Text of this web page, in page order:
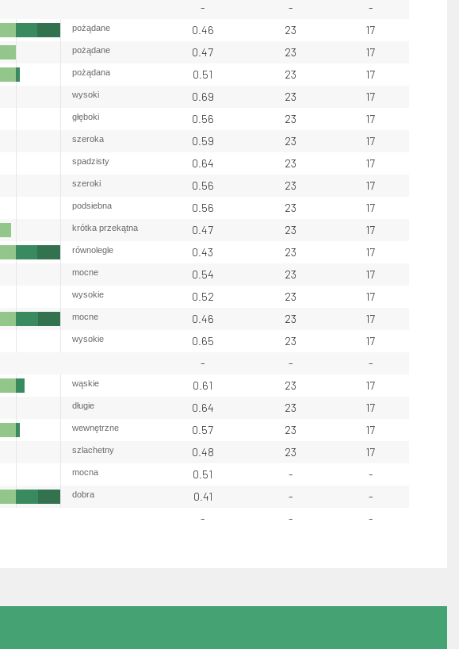
- - -
pożądane 0.46 23 17
pożądane 0.47 23 17
pożądana 0.51 23 17
wysoki 0.69 23 17
głęboki 0.56 23 17
szeroka 0.59 23 17
spadzisty 0.64 23 17
szeroki 0.56 23 17
podsiebna 0.56 23 17
krótka przekątna 0.47 23 17
równolegle 0.43 23 17
mocne 0.54 23 17
wysokie 0.52 23 17
mocne 0.46 23 17
wysokie 0.65 23 17
- - -
wąskie 0.61 23 17
długie 0.64 23 17
wewnętrzne 0.57 23 17
szlachetny 0.48 23 17
mocna 0.51 - -
dobra 0.41 - -
- - -